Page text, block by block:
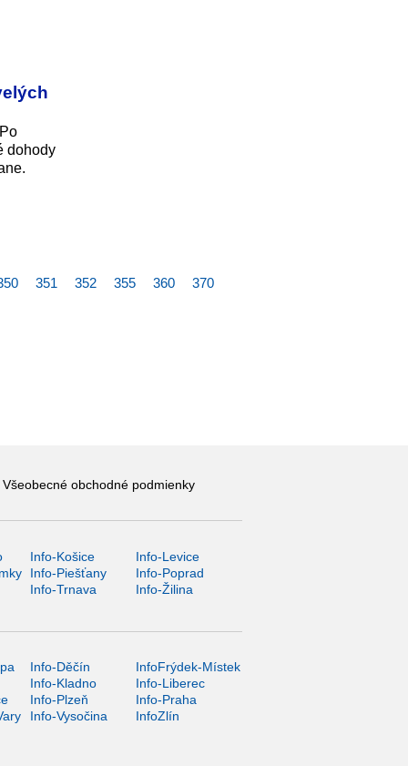
dohody
351 352 355 360 370
Všeobecné obchodné podmienky
Info-Košice
Info-Levice
Info-Piešťany
Info-Poprad
Info-Trnava Info-Žilina
Info-Děčín
InfoFrýdek-Místek
Info-Kladno
Info-Liberec
Info-Plzeň
Info-Praha
Info-Vysočina InfoZlín